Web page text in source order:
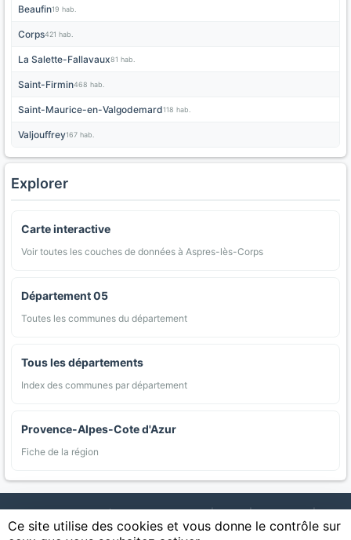
Beaufin19 hab.
Corps421 hab.
La Salette-Fallavaux81 hab.
Saint-Firmin468 hab.
Saint-Maurice-en-Valgodemard118 hab.
Valjouffrey167 hab.
Explorer
Carte interactive
Voir toutes les couches de données à Aspres-lès-Corps
Département 05
Toutes les communes du département
Tous les départements
Index des communes par département
Provence-Alpes-Cote d'Azur
Fiche de la région
AgriMap — Données agricoles ouvertes | Carte | Communes |
Appellations | Regions | Cultures | Zones protégées | Forets |
Ce site utilise des cookies et vous donne le contrôle sur